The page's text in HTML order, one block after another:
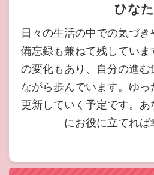
ひなた
日々の生活の中での気づき
備忘録も兼ねて残してい
の変化もあり、自分の進む
ながら歩んでいます。ゆ
更新していく予定です。
にお役に立てれば